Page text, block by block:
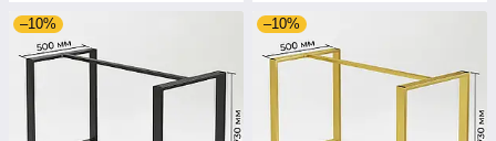
–10% –10%